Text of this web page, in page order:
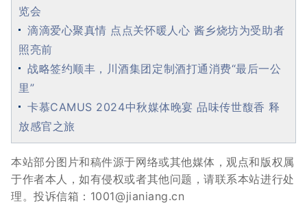
览会
滴滴爱心聚真情 点点关怀暖人心 酱乡烧坊为受助者
照亮前
战略签约顺丰，川酒集团定制酒打通消费“最后一公
里”
卡慕CAMUS 2024中秋媒体晚宴 品味传世馥香 释
放感官之旅
本站部分图片和稿件源于网络或其他媒体，观点和版权属
于作者本人，如有侵权或者其他问题，请联系本站进行处
理。投诉信箱：1001@jianiang.cn